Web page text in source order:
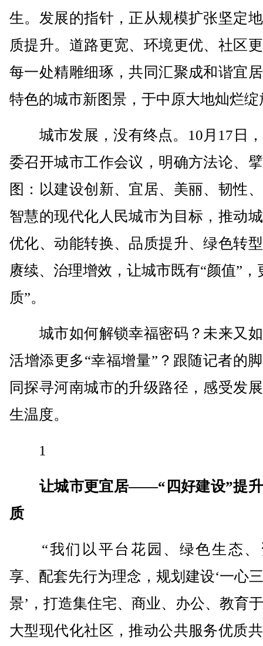
生。发展的指针，正从规模扩张坚定
质提升。道路更宽、环境更优、社区
每一处精雕细琢，共同汇聚成和谐宜
特色的城市新图景，于中原大地灿烂绽
城市发展，没有终点。10月17日
委召开城市工作会议，明确方法论、
图：以建设创新、宜居、美丽、韧性
智慧的现代化人民城市为目标，推动
优化、动能转换、品质提升、绿色转
赓续、治理增效，让城市既有“颜值”，
质”。
城市如何解锁幸福密码？未来又
活增添更多“幸福增量”？跟随记者的
同探寻河南城市的升级路径，感受发
生温度。
1
让城市更宜居——“四好建设”提
质
“我们以平台花园、绿色生态、
享、配套先行为理念，规划建设‘一心
景’，打造集住宅、商业、办公、教育
大型现代化社区，推动公共服务优质